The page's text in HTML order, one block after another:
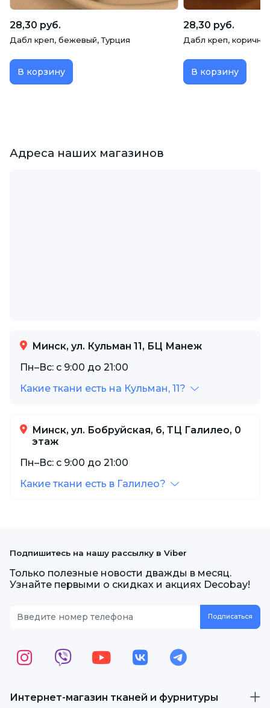
28,30 руб.
Дабл креп, бежевый, Турция
В корзину
28,30 руб.
Дабл креп,
В корзину
Адреса наших магазинов
Минск, ул. Кульман 11, БЦ Манеж
Пн–Вс: с 9:00 до 21:00
Какие ткани есть на Кульман, 11?
Минск, ул. Бобруйская, 6, ТЦ Галилео, 0
этаж
Пн–Вс: с 9:00 до 21:00
Какие ткани есть в Галилео?
Интернет-магазин тканей и фурнитуры
Подпишитесь на нашу рассылку в Viber
Только полезные новости дважды в месяц.
Узнайте первыми о скидках и акциях Decobay!